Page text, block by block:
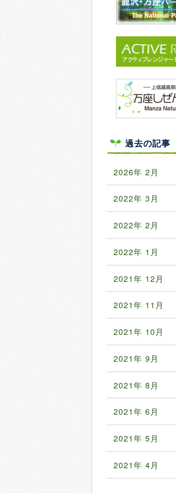
過去の記事
2026年 2月
2022年 3月
2022年 2月
2022年 1月
2021年 12月
2021年 11月
2021年 10月
2021年 9月
2021年 8月
2021年 6月
2021年 5月
2021年 4月